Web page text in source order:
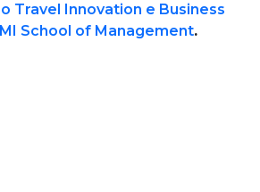
Travel Innovation e Business
School of Management.